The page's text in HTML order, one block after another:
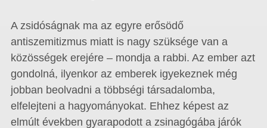
A zsidóságnak ma az egyre erősödő
antiszemitizmus miatt is nagy szüksége van a
közösségek erejére – mondja a rabbi. Az ember azt
gondolná, ilyenkor az emberek igyekeznek még
jobban beolvadni a többségi társadalomba,
elfelejteni a hagyományokat. Ehhez képest az
elmúlt években gyarapodott a zsinagógába járók